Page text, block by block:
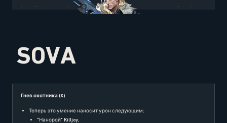
SOVA
Гнев охотника (X)
Теперь это умение наносит урон следующим:
"Нанорой" Killjoy,